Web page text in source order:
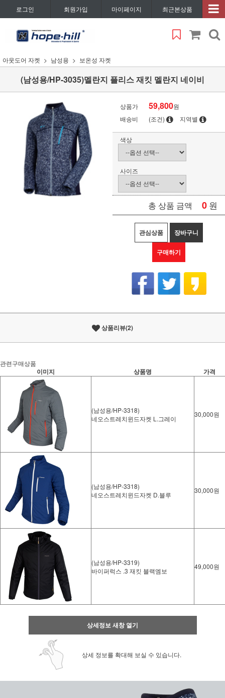
로그인 회원가입 마이페이지 최근본상품
아웃도어 자켓 남성용 보온성 자켓
(남성용/HP-3035)멜란지 플리스 재킷 멜란지 네이비
상품가 59,800원
배송비
(조건) 지역별
색상
사이즈
총 상품 금액 0 원
관심상품 장바구니
구매하기
상품리뷰(2)
관련구매상품
이미지 상품명 가격
(남성용/HP-3318)
네오스트레치윈드자켓 L.그레이
30,000원
(남성용/HP-3318)
네오스트레치윈드자켓 D.블루
30,000원
(남성용/HP-3319)
바이퍼럭스 .3 재킷 블랙엠보
49,000원
상세정보 새창 열기
상세 정보를 확대해 보실 수 있습니다.